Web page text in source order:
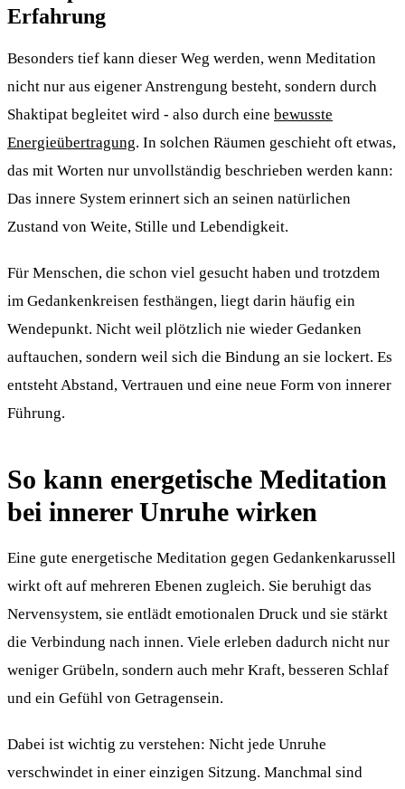
Erfahrung
Besonders tief kann dieser Weg werden, wenn Meditation
nicht nur aus eigener Anstrengung besteht, sondern durch
Shaktipat begleitet wird - also durch eine bewusste
Energieübertragung. In solchen Räumen geschieht oft etwas,
das mit Worten nur unvollständig beschrieben werden kann:
Das innere System erinnert sich an seinen natürlichen
Zustand von Weite, Stille und Lebendigkeit.
Für Menschen, die schon viel gesucht haben und trotzdem
im Gedankenkreisen festhängen, liegt darin häufig ein
Wendepunkt. Nicht weil plötzlich nie wieder Gedanken
auftauchen, sondern weil sich die Bindung an sie lockert. Es
entsteht Abstand, Vertrauen und eine neue Form von innerer
Führung.
So kann energetische Meditation
bei innerer Unruhe wirken
Eine gute energetische Meditation gegen Gedankenkarussell
wirkt oft auf mehreren Ebenen zugleich. Sie beruhigt das
Nervensystem, sie entlädt emotionalen Druck und sie stärkt
die Verbindung nach innen. Viele erleben dadurch nicht nur
weniger Grübeln, sondern auch mehr Kraft, besseren Schlaf
und ein Gefühl von Getragensein.
Dabei ist wichtig zu verstehen: Nicht jede Unruhe
verschwindet in einer einzigen Sitzung. Manchmal sind